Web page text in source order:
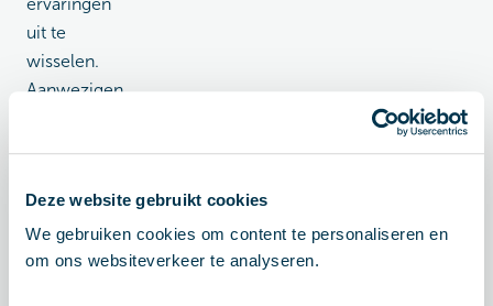
Deze website gebruikt cookies
We gebruiken cookies om content te personaliseren en
om ons websiteverkeer te analyseren.
uit te
wisselen.
Aanwezigen
groepen op.
Enerzijds gaf
het